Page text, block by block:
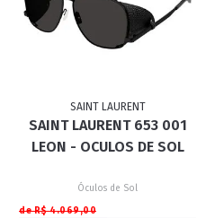
SAINT LAURENT
SAINT LAURENT 653 001
LEON - OCULOS DE SOL
Óculos de Sol
de R$ 4.069,00